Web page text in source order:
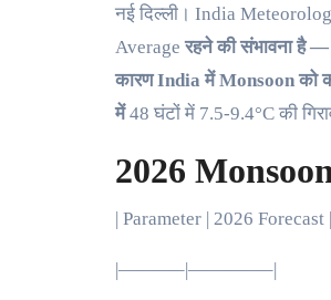
नई दिल्ली। India
Average रहने की संभावना है
कारण India में Monsoon को
में48 घंटों में 7.5-9.4°C की
2026
| Parameter | 2026 Forecast |
|———–|————–|